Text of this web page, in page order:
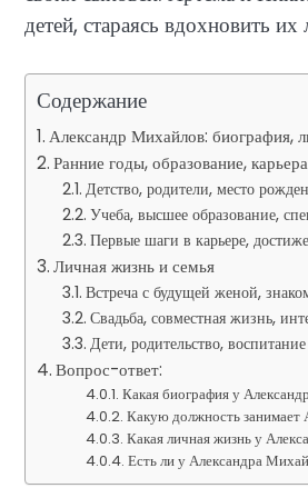
детей, стараясь вдохновить
Содержание
Александр Михайлов: биография,
Ранние годы, образование, карьера
Детство, родители, место
Учеба, высшее образование,
Первые шаги в карьере,
Личная жизнь и семья
Встреча с будущей женой,
Свадьба, совместная жизнь,
Дети, родительство, воспитание
Вопрос-ответ:
Какая биография у
Какую должность
Какая личная жизнь у
Есть ли у Александра